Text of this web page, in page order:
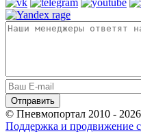
© Пневмопортал 2010 -
Поддержка и продвижение